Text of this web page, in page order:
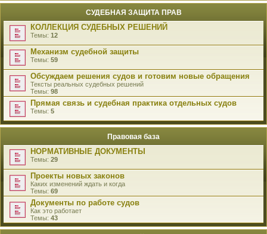
СУДЕБНАЯ ЗАЩИТА ПРАВ
КОЛЛЕКЦИЯ СУДЕБНЫХ РЕШЕНИЙ
Темы: 12
Механизм судебной защиты
Темы: 59
Обсуждаем решения судов и готовим новые обращения
Тексты реальных судебных решений
Темы: 98
Прямая связь и судебная практика отдельных судов
Темы: 5
Правовая база
НОРМАТИВНЫЕ ДОКУМЕНТЫ
Темы: 29
Проекты новых законов
Каких изменений ждать и когда
Темы: 69
Документы по работе судов
Как это работает
Темы: 43